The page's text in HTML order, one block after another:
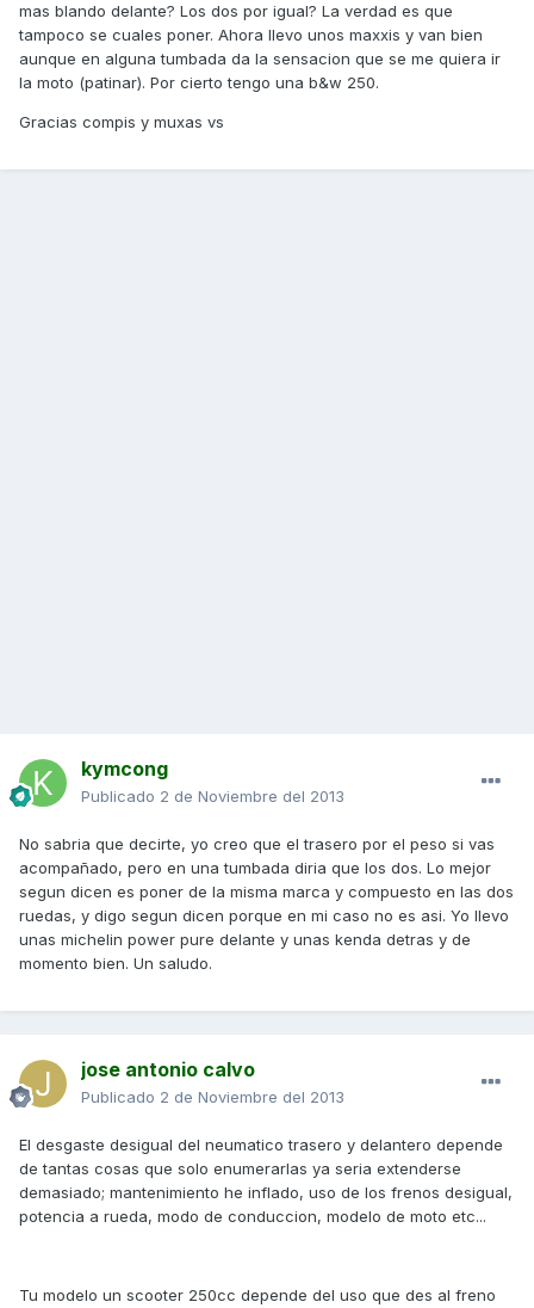
mas blando delante? Los dos por igual? La verdad es que
tampoco se cuales poner. Ahora llevo unos maxxis y van bien
aunque en alguna tumbada da la sensacion que se me quiera ir
la moto (patinar). Por cierto tengo una b&w 250.
Gracias compis y muxas vs
kymcong
Publicado 2 de Noviembre del 2013
No sabria que decirte, yo creo que el trasero por el peso si vas
acompañado, pero en una tumbada diria que los dos. Lo mejor
segun dicen es poner de la misma marca y compuesto en las dos
ruedas, y digo segun dicen porque en mi caso no es asi. Yo llevo
unas michelin power pure delante y unas kenda detras y de
momento bien. Un saludo.
jose antonio calvo
Publicado 2 de Noviembre del 2013
El desgaste desigual del neumatico trasero y delantero depende
de tantas cosas que solo enumerarlas ya seria extenderse
demasiado; mantenimiento he inflado, uso de los frenos desigual,
potencia a rueda, modo de conduccion, modelo de moto etc...
Tu modelo un scooter 250cc depende del uso que des al freno